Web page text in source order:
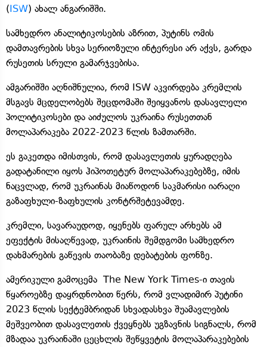
(ISW) ახალ ანგარიშში.
სამხედრო ანალიტიკოსების აზრით, პუტინს ომის
დამთავრების სხვა სერიოზული ინტერესი არ აქვს, გარდა
რუსეთის სრული გამარჯვებისა.
ამგარიშში აღნიშნულია, რომ ISW აკვირდება კრემლის
მსგავს მცდელობებს შეცდომაში შეიყვანოს დასავლელი
პოლიტიკოსები და აიძულოს უკრაინა რუსეთთან
მოლაპარაკება 2022-2023 წლის ზამთარში.
ეს გაკეთდა იმისთვის, რომ დასავლეთის ყურადღება
გადატანილი იყოს ჰიპოთეტურ მოლაპარაკებებზე, იმის
ნაცვლად, რომ უკრაინას მიაწოდონ საკმარისი იარაღი
გაზაფხული-ზაფხულის კონტრშეტევამდე.
კრემლი, სავარაუდოდ, იყენებს ფარულ არხებს ამ
ეფექტის მისაღწევად, უკრაინის შემდგომი სამხედრო
დახმარების გაწევის თაობაზე დებატების ფონზე.
ამერიკული გამოცემა The New York Times-ი თავის
წყაროებზე დაყრდნობით წერს, რომ ვლადიმირ პუტინი
2023 წლის სექტემბრიდან სხვადასხვა შუამავლების
მეშვეობით დასავლეთის ქვეყნებს უგზავნის სიგნალს, რომ
მზადაა უკრაინაში ცეცხლის შეწყვეტის მოლაპარაკებების